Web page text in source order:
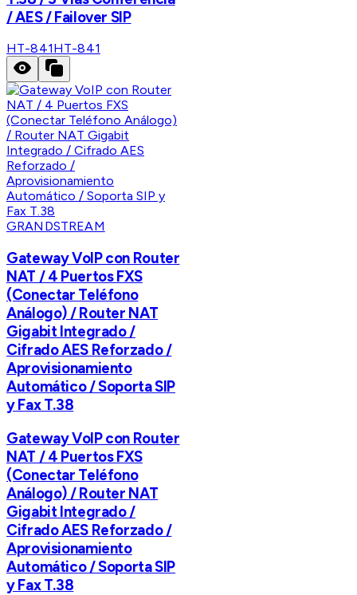
/ AES / Failover SIP
HT-841HT-841
GRANDSTREAM
Gateway VoIP con Router
NAT / 4 Puertos FXS
(Conectar Teléfono
Análogo) / Router NAT
Gigabit Integrado /
Cifrado AES Reforzado /
Aprovisionamiento
Automático / Soporta SIP
y Fax T.38
Gateway VoIP con Router
NAT / 4 Puertos FXS
(Conectar Teléfono
Análogo) / Router NAT
Gigabit Integrado /
Cifrado AES Reforzado /
Aprovisionamiento
Automático / Soporta SIP
y Fax T.38